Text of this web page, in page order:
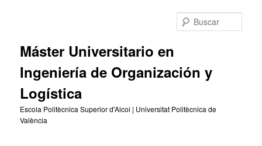
Máster Universitario en
Ingeniería de Organización y
Logística
Escola Politècnica Superior d'Alcoi | Universitat Politècnica de
València